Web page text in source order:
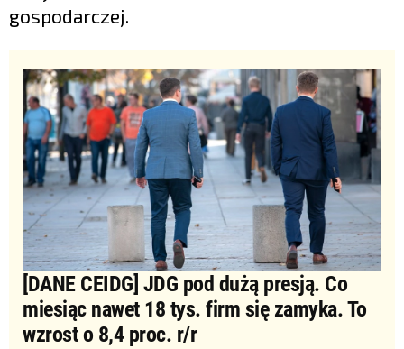
gospodarczej.
[DANE CEIDG] JDG pod dużą presją. Co
miesiąc nawet 18 tys. firm się zamyka. To
wzrost o 8,4 proc. r/r